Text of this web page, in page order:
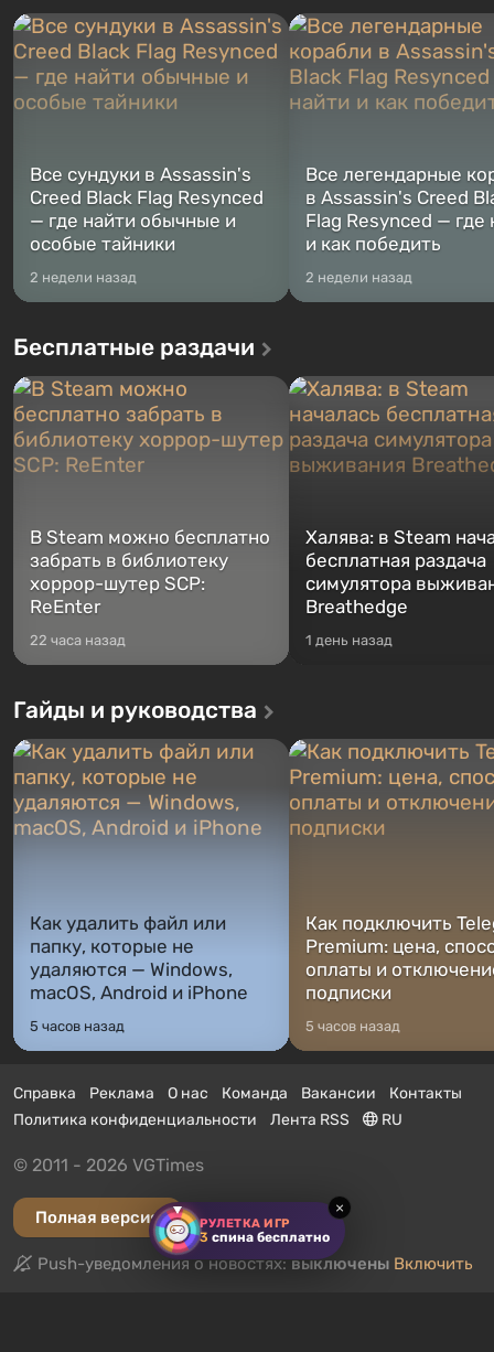
РУЛЕТКА ИГР
3 спина бесплатно
×
которыми вы сможете
переключаться в любое время.
Жанр и...
первым после того, как на
Америку упадут ядерные
Место действия Fallout...
Все сундуки в Assassin's
Creed Black Flag Resynced
— где найти обычные и
особые тайники
2 недели назад
Все легендарные
в Assassin's Creed
Flag Resynced — где
и как победить
2 недели назад
Бесплатные раздачи
В Steam можно бесплатно
забрать в библиотеку
хоррор-шутер SCP:
ReEnter
22 часа назад
Халява: в Steam
бесплатная раздача
симулятора
Breathedge
1 день назад
Гайды и руководства
Как удалить файл или
папку, которые не
удаляются — Windows,
macOS, Android и iPhone
5 часов назад
Как подключить
Premium: цена,
оплаты и
подписки
5 часов назад
Справка Реклама О нас Команда Вакансии
Контакты
Политика конфиденциальности
Лента RSS RU
© 2011 - 2026 VGTimes
Полная версия
Push-уведомления о новостях:выключены Включить